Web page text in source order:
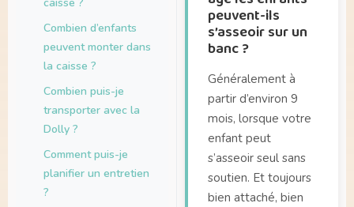
Combien d’enfants
peuvent monter dans
la caisse ?
Combien puis-je
transporter avec la
Dolly ?
Comment puis-je
planifier un entretien
?
peuvent-ils
s’asseoir sur un
banc ?
Généralement à
partir d’environ 9
mois, lorsque votre
enfant peut
s’asseoir seul sans
soutien. Et toujours
bien attaché, bien